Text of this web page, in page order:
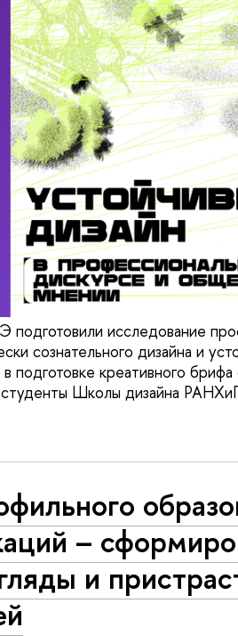
исследование
сознательного дизайна и
креативного брифа
Школы дизайна
–
и